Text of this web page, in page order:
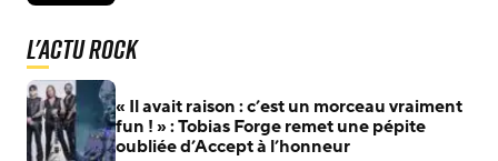
L'actu Rock
« Il avait raison : c’est un morceau vraiment
fun ! » : Tobias Forge remet une pépite
oubliée d’Accept à l’honneur